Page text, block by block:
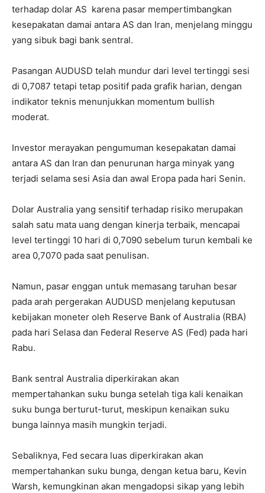
terhadap dolar AS karena pasar mempertimbangkan
kesepakatan damai antara AS dan Iran, menjelang minggu
yang sibuk bagi bank sentral.
Pasangan AUDUSD telah mundur dari level tertinggi sesi
di 0,7087 tetapi tetap positif pada grafik harian, dengan
indikator teknis menunjukkan momentum bullish
moderat.
Investor merayakan pengumuman kesepakatan damai
antara AS dan Iran dan penurunan harga minyak yang
terjadi selama sesi Asia dan awal Eropa pada hari Senin.
Dolar Australia yang sensitif terhadap risiko merupakan
salah satu mata uang dengan kinerja terbaik, mencapai
level tertinggi 10 hari di 0,7090 sebelum turun kembali ke
area 0,7070 pada saat penulisan.
Namun, pasar enggan untuk memasang taruhan besar
pada arah pergerakan AUDUSD menjelang keputusan
kebijakan moneter oleh Reserve Bank of Australia (RBA)
pada hari Selasa dan Federal Reserve AS (Fed) pada hari
Rabu.
Bank sentral Australia diperkirakan akan
mempertahankan suku bunga setelah tiga kali kenaikan
suku bunga berturut-turut, meskipun kenaikan suku
bunga lainnya masih mungkin terjadi.
Sebaliknya, Fed secara luas diperkirakan akan
mempertahankan suku bunga, dengan ketua baru, Kevin
Warsh, kemungkinan akan mengadopsi sikap yang lebih